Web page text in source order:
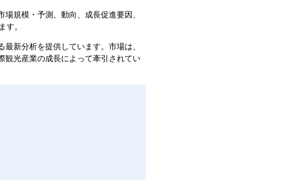
規模・予測、動向、成長促進要因、
す。
新分析を提供しています。市場は、
観光産業の成長によって牽引されてい